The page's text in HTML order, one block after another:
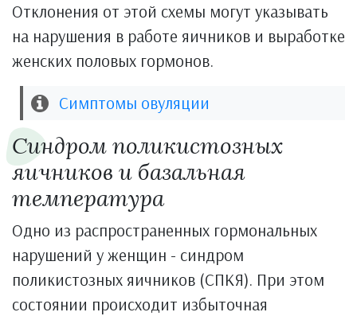
Отклонения от этой схемы могут указывать
на нарушения в работе яичников и выработке
женских половых гормонов.
Симптомы овуляции
Синдром поликистозных
яичников и базальная
температура
Одно из распространенных гормональных
нарушений у женщин - синдром
поликистозных яичников (СПКЯ). При этом
состоянии происходит избыточная